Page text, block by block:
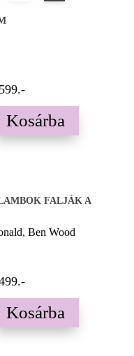
Kosárba
FALJÁK A
Ben Wood
Kosárba